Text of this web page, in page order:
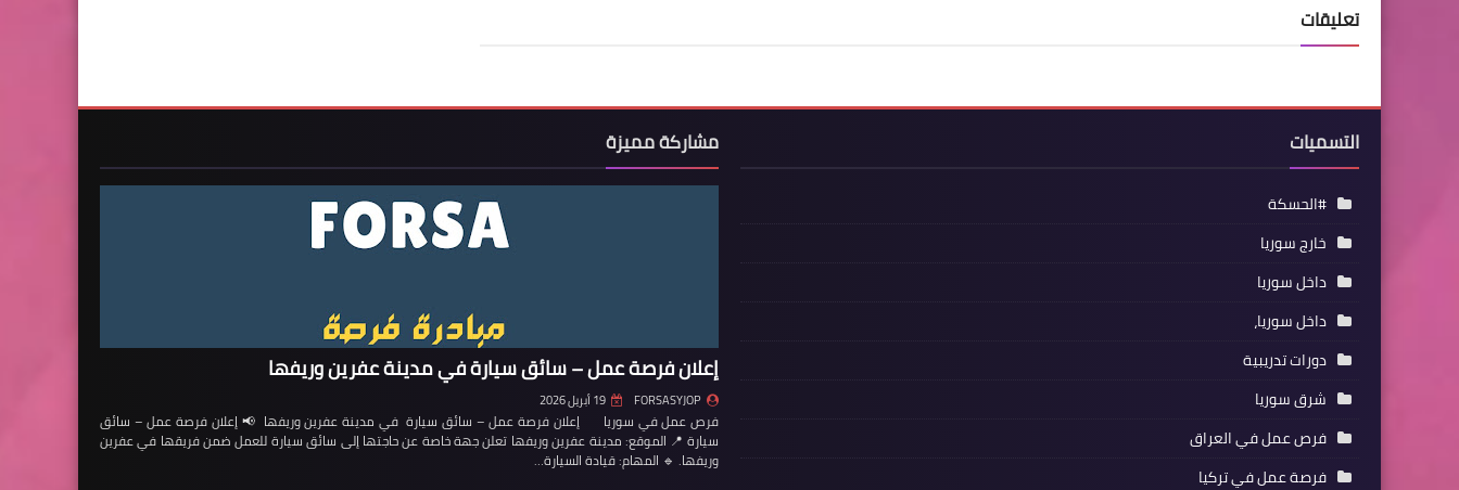
تعليقات
التسميات
#الحسكة
خارج سوريا
داخل سوريا
داخل سوريا،
دورات تدريبية
شرق سوريا
فرص عمل في العراق
فرصة عمل في تركيا
مشاركة مميزة
إعلان فرصة عمل – سائق سيارة في مدينة عفرين وريفها
FORSASYJOP 19 أبريل 2026
فرص عمل في سوريا إعلان فرصة عمل – سائق سيارة في مدينة عفرين وريفها 📢 إعلان فرصة عمل – سائق
سيارة 📍 الموقع: مدينة عفرين وريفها تعلن جهة خاصة عن حاجتها إلى سائق سيارة للعمل ضمن فريقها في عفرين
وريفها. 🔹 المهام: قيادة السيارة…